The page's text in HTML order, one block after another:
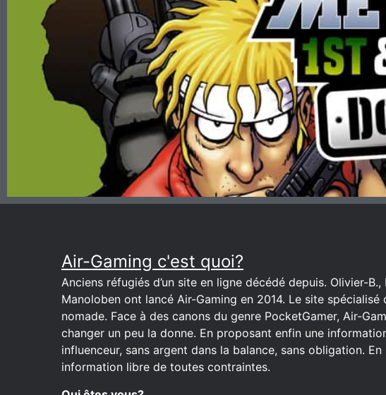
Air-Gaming c'est quoi?
Anciens réfugiés d’un site en ligne décédé depuis. Olivier-B.,
Manoloben ont lancé Air-Gaming en 2014. Le site spécialisé
nomade. Face à des canons du genre PocketGamer, Air-
changer un peu la donne. En proposant enfin une
influenceur, sans argent dans la balance, sans obligation.
information libre de toutes contraintes.